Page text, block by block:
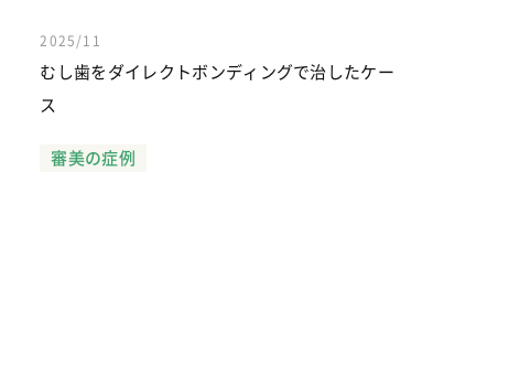
2025/11
むし歯をダイレクトボンディングで治したケー
ス
審美の症例